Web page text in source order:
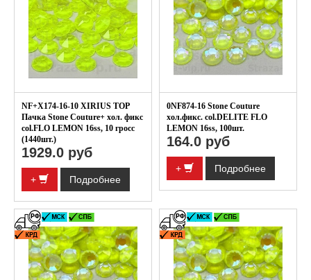
NF+X174-16-10 XIRIUS TOP
Пачка Stone Couture+ хол. фикс
col.FLO LEMON 16ss, 10 гросс
(1440шт.)
1929.0 руб
+ Подробнее
0NF874-16 Stone Couture
хол.фикс. col.DELITE FLO
LEMON 16ss, 100шт.
164.0 руб
+ Подробнее